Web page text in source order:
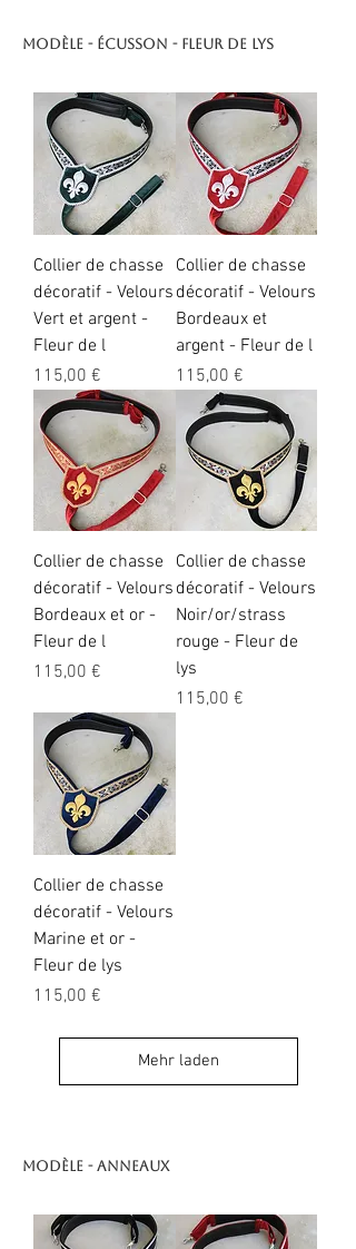
Modèle - écusson - fleur de lys
Collier de chasse
décoratif - Velours
Vert et argent -
Fleur de l
Preis
115,00 €
Collier de chasse
décoratif - Velours
Bordeaux et
argent - Fleur de l
Preis
115,00 €
Collier de chasse
décoratif - Velours
Bordeaux et or -
Fleur de l
Preis
115,00 €
Collier de chasse
décoratif - Velours
Noir/or/strass
rouge - Fleur de
lys
Preis
115,00 €
Collier de chasse
décoratif - Velours
Marine et or -
Fleur de lys
Preis
115,00 €
Mehr laden
Modèle - Anneaux